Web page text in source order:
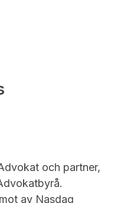
och partner,
av Nasdaq